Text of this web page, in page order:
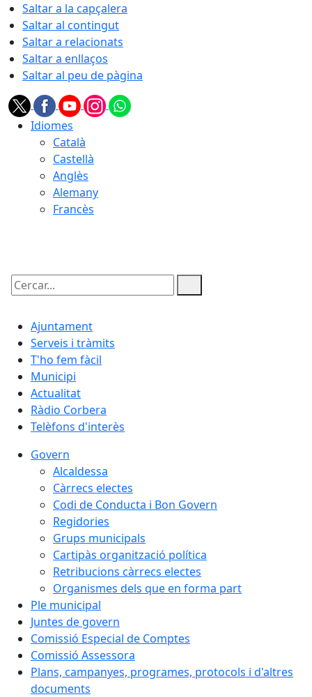
Saltar a la capçalera
Saltar al contingut
Saltar a relacionats
Saltar a enllaços
Saltar al peu de pàgina
Idiomes
Català
Castellà
Anglès
Alemany
Francès
Cercar:
Ajuntament
Serveis i tràmits
T'ho fem fàcil
Municipi
Actualitat
Ràdio Corbera
Telèfons d'interès
Govern
Alcaldessa
Càrrecs electes
Codi de Conducta i Bon Govern
Regidories
Grups municipals
Cartipàs organització política
Retribucions càrrecs electes
Organismes dels que en forma part
Ple municipal
Juntes de govern
Comissió Especial de Comptes
Comissió Assessora
Plans, campanyes, programes, protocols i d'altres
documents